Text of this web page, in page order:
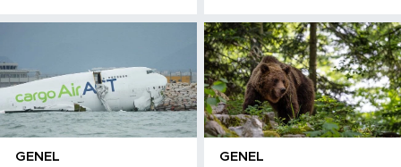
GENEL GENEL